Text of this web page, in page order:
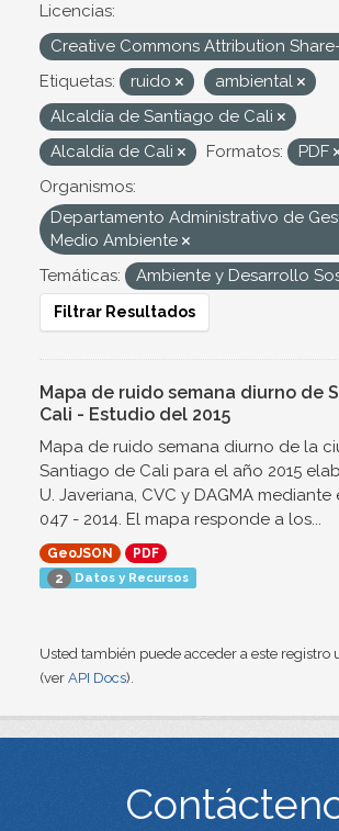
Licencias:
Creative Commons Attribution
Etiquetas:
ruido
ambiental
Alcaldía de Santiago de Cali
Alcaldía de Cali
Formatos:
PDF
Organismos:
Departamento Administrativo de
Medio Ambiente
Temáticas:
Ambiente y Desarrollo
Filtrar Resultados
Mapa de ruido semana diurno de
Cali - Estudio del 2015
Mapa de ruido semana diurno de la
Santiago de Cali para el año 2015
U. Javeriana, CVC y DAGMA
047 - 2014. El mapa responde a los...
GeoJSON
PDF
2 Datos y Recursos
Usted también puede acceder a este registro
(ver API Docs).